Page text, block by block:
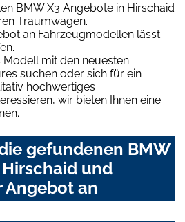
BMW X3 Angebote in Hirschaid
Traumwagen.
an Fahrzeugmodellen lässt
Modell mit den neuesten
suchen oder sich für ein
hochwertiges
wir bieten Ihnen eine
gefundenen BMW
und
Angebot an